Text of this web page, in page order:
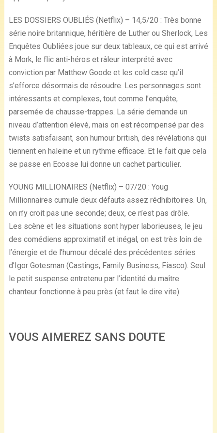
LES DOSSIERS OUBLIÉS (Netflix) – 14,5/20 : Très bonne
série noire britannique, héritière de Luther ou Sherlock, Les
Enquêtes Oubliées joue sur deux tableaux, ce qui est arrivé
à Mork, le flic anti-héros et râleur interprété avec
conviction par Matthew Goode et les cold case qu’il
s’efforce désormais de résoudre. Les personnages sont
intéressants et complexes, tout comme l’enquête,
parsemée de chausse-trappes. La série demande un
niveau d’attention élevé, mais on est récompensé par des
twists satisfaisant, son humour british, des révélations qui
tiennent en haleine et un rythme efficace. Et le fait que cela
se passe en Ecosse lui donne un cachet particulier.
YOUNG MILLIONAIRES (Netflix) – 07/20 : Youg
Millionnaires cumule deux défauts assez rédhibitoires. Un,
on n’y croit pas une seconde; deux, ce n’est pas drôle.
Les scène et les situations sont hyper laborieuses, le jeu
des comédiens approximatif et inégal, on est très loin de
l’énergie et de l’humour décalé des précédentes séries
d’Igor Gotesman (Castings, Family Business, Fiasco). Seul
le petit suspense entretenu par l’identité du maître
chanteur fonctionne à peu près (et faut le dire vite).
VOUS AIMEREZ SANS DOUTE